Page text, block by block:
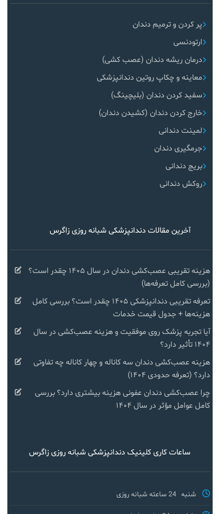
پر کردن و ترمیم دندان
ارتودنسی
درمان ریشه دندان (عصب کشی)
معاینه و چکاپ روتین دندانپزشکی
سفید کردن دندان (بلیچینگ)
خارج کردن دندان (کشیدن دندان)
لمینت دندانی
جرمگیری دندان
بریج دندانی
روکش دندانی
آخرین مقالات دندانپزشکی شبانه روزی زاگرس
هزینه تقریبی عصب‌کشی دندان در سال ۱۴۰۵ چقدر است؟
(بررسی کامل تعرفه‌ها)
تعرفه تقریبی دندانپزشکی ۱۴۰۵ چقدر است؟ بررسی کامل
هزینه‌ها + جدول قیمت خدمات
آیا تجربه پزشک روی موفقیت و هزینه عصب‌کشی در سال
۱۴۰۴ تأثیر دارد؟
هزینه عصب‌کشی دندان سه کاناله و چهار کاناله چه تفاوتی
دارد؟ (تعرفه حدودی ۱۴۰۴)
چرا عصب‌کشی دندان عفونی هزینه بیشتری دارد؟ بررسی
کامل عوامل مؤثر در سال ۱۴۰۴
ساعات کاری کلینیک دندانپزشکی شبانه روزی زاگرس
شنبه 24 ساعته شبانه روزی